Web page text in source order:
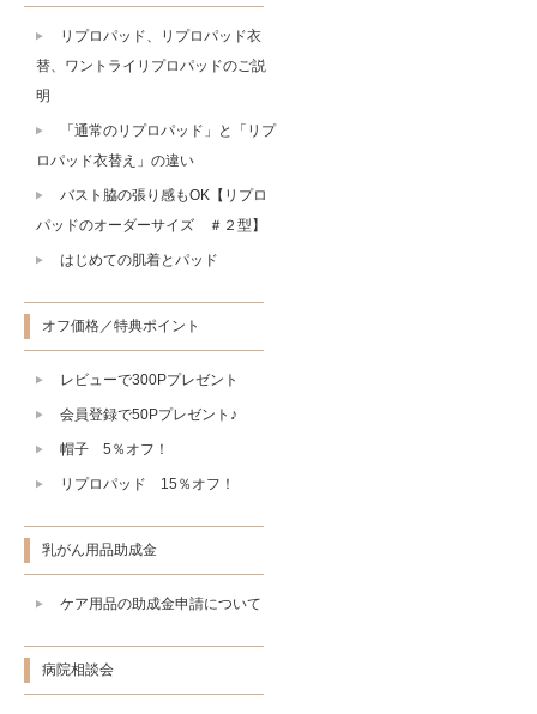
リプロパッド、リプロパッド衣
替、ワントライリプロパッドのご説
明
「通常のリプロパッド」と「リプ
ロパッド衣替え」の違い
バスト脇の張り感もOK【リプロ
パッドのオーダーサイズ ＃２型】
はじめての肌着とパッド
オフ価格／特典ポイント
レビューで300Pプレゼント
会員登録で50Pプレゼント♪
帽子 5％オフ！
リプロパッド 15％オフ！
乳がん用品助成金
ケア用品の助成金申請について
病院相談会